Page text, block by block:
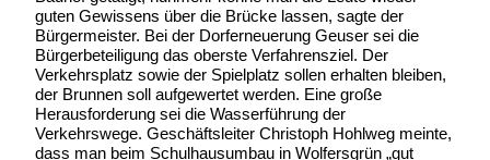
guten Gewissens über die Brücke lassen, sagte der
Bürgermeister. Bei der Dorferneuerung Geuser sei die
Bürgerbeteiligung das oberste Verfahrensziel. Der
Verkehrsplatz sowie der Spielplatz sollen erhalten bleiben,
der Brunnen soll aufgewertet werden. Eine große
Herausforderung sei die Wasserführung der
Verkehrswege. Geschäftsleiter Christoph Hohlweg meinte,
dass man beim Schulhausumbau in Wolfersgrün „gut